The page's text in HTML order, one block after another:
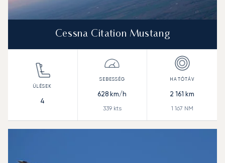
Cessna Citation Mustang
4
628 km/h
339kts
2 161 km
1 167 NM